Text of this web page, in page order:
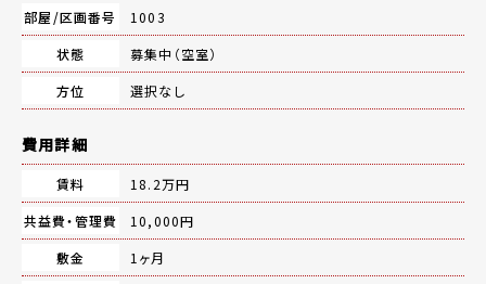
部屋/区画番号
1003
状態
募集中（空室）
方位
選択なし
費用詳細
賃料
18.2万円
共益費・管理費
10,000円
敷金
1ヶ月